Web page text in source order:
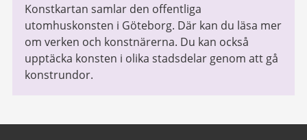
Konstkartan samlar den offentliga
utomhuskonsten i Göteborg. Där kan du läsa mer
om verken och konstnärerna. Du kan också
upptäcka konsten i olika stadsdelar genom att gå
konstrundor.